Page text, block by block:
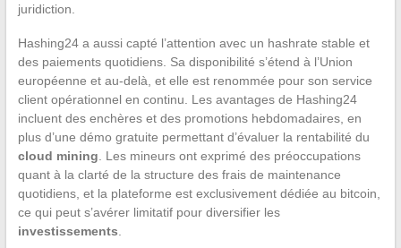
juridiction.
Hashing24 a aussi capté l’attention avec un hashrate stable et
des paiements quotidiens. Sa disponibilité s’étend à l’Union
européenne et au-delà, et elle est renommée pour son service
client opérationnel en continu. Les avantages de Hashing24
incluent des enchères et des promotions hebdomadaires, en
plus d’une démo gratuite permettant d’évaluer la rentabilité du
cloud mining . Les mineurs ont exprimé des préoccupations
quant à la clarté de la structure des frais de maintenance
quotidiens, et la plateforme est exclusivement dédiée au bitcoin,
ce qui peut s’avérer limitatif pour diversifier les
investissements